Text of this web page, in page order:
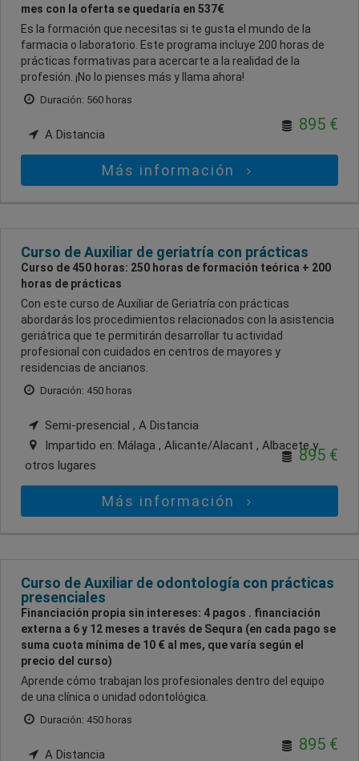
mes con la oferta se quedaría en 537€
Es la formación que necesitas si te gusta el mundo de la
farmacia o laboratorio. Este programa incluye 200 horas de
prácticas formativas para acercarte a la realidad de la
profesión. ¡No lo pienses más y llama ahora!
Duración: 560 horas
A Distancia
895 €
Más información
Curso de Auxiliar de geriatría con prácticas
Curso de 450 horas: 250 horas de formación teórica + 200
horas de prácticas
Con este curso de Auxiliar de Geriatría con prácticas
abordarás los procedimientos relacionados con la asistencia
geriátrica que te permitirán desarrollar tu actividad
profesional con cuidados en centros de mayores y
residencias de ancianos.
Duración: 450 horas
Semi-presencial , A Distancia
Impartido en: Málaga , Alicante/Alacant , Albacetey
otros lugares
895 €
Más información
Curso de Auxiliar de odontología con prácticas
presenciales
Financiación propia sin intereses: 4 pagos . financiación
externa a 6 y 12 meses a través de Sequra (en cada pago se
suma cuota mínima de 10 € al mes, que varía según el
precio del curso)
Aprende cómo trabajan los profesionales dentro del equipo
de una clínica o unidad odontológica.
Duración: 450 horas
A Distancia
895 €